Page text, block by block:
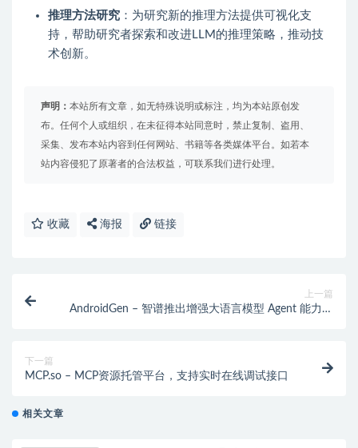
推理方法研究 ：为研究新的推理方法提供可视化支
持，帮助研究者探索和改进LLM的推理策略，推动技
术创新。
声明： 本站所有文章，如无特殊说明或标注，均为本站原创发
布。任何个人或组织，在未征得本站同意时，禁止复制、盗用、
采集、发布本站内容到任何网站、书籍等各类媒体平台。如若本
站内容侵犯了原著者的合法权益，可联系我们进行处理。
收藏 海报 链接
上一篇
AndroidGen – 智谱推出增强大语言模型 Agent 能力的
下一篇
MCP.so – MCP资源托管平台，支持实时在线调试接口
相关文章